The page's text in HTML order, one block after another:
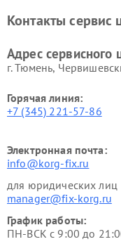
Контакты сервис
Адрес сервисного
г. Тюмень,
Горячая линия:
+7 (345) 221-57-86
Электронная почта:
info@korg-fix.ru
для юридических лиц
manager@fix-korg.ru
График работы:
ПН-ВСК с 9:00 до